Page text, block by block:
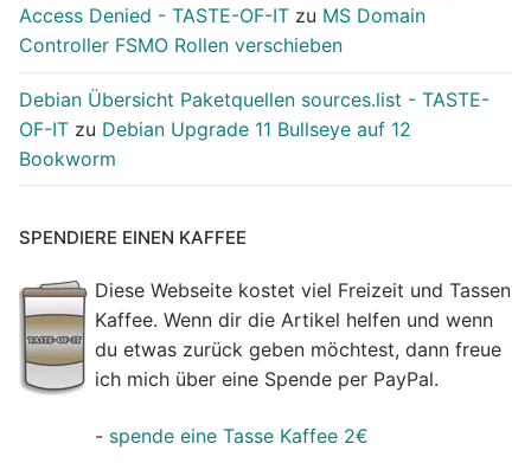
Access Denied - TASTE-OF-IT zu MS Domain
Controller FSMO Rollen verschieben
Debian Übersicht Paketquellen sources.list - TASTE-
OF-IT zu Debian Upgrade 11 Bullseye auf 12
Bookworm
SPENDIERE EINEN KAFFEE
Diese Webseite kostet viel Freizeit und Tassen
Kaffee. Wenn dir die Artikel helfen und wenn
du etwas zurück geben möchtest, dann freue
ich mich über eine Spende per PayPal.
- spende eine Tasse Kaffee 2€